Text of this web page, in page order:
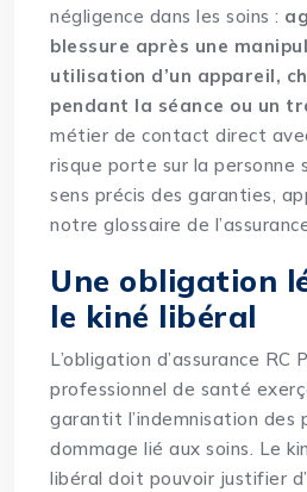
négligence dans les soins :
blessure après une
utilisation d’un appareil,
pendant la séance ou un
métier de contact direct
risque porte sur la personne
sens précis des garanties,
notreglossaire de
Une obligation
le kiné libéral
L’obligation d’assurance RC
professionnel de santé
garantit l’indemnisation des
dommage lié aux soins. Le
libéral doit pouvoir justifier